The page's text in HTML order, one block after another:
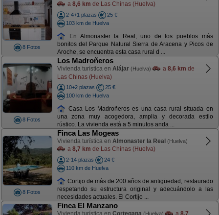
8 Fotos
a 8,6 km de Las Chinas (Huelva)
2-4+1 plazas
25 €
103 km de Huelva
En Almonaster la Real, uno de los pueblos más
bonitos del Parque Natural Sierra de Aracena y Picos de
Aroche, se encuentra esta casa rural d ...
8 Fotos
Los Madroñeros
Vivienda turística en Alájar (Huelva) a 8,6 km de
Las Chinas (Huelva)
10+2 plazas
25 €
100 km de Huelva
Casa Los Madroñeros es una casa rural situada en
una zona muy acogedora, amplia y decorada estilo
rústico. La vivienda está a 5 minutos anda ...
8 Fotos
Finca Las Mogeas
Vivienda turística en Almonaster la Real (Huelva)
a 8,7 km de Las Chinas (Huelva)
2-14 plazas
24 €
110 km de Huelva
Cortijo de más de 200 años de antigüedad, restaurado
respetando su estructura original y adecuándolo a las
necesidades actuales. El Cortijo ...
Finca El Manzano
Vivienda turística en Cortegana (Huelva) a 8,7